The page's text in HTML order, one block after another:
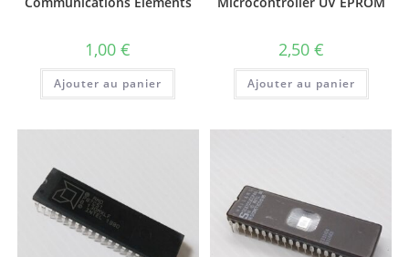
1,00€
Ajouter au panier
2,50 €
Ajouter au panier